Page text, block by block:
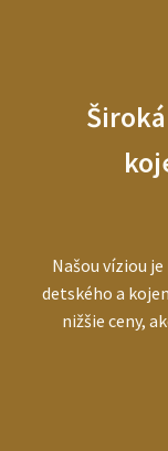
Našou víziou
detského a
nižšie ceny,